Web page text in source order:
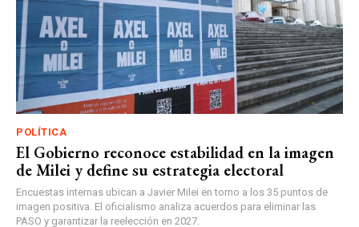
POLÍTICA
El Gobierno reconoce estabilidad en la imagen
de Milei y define su estrategia electoral
Encuestas internas ubican a Javier Milei en torno a los 35 puntos de
imagen positiva. El oficialismo analiza acuerdos para eliminar las
PASO y garantizar la reelección en 2027.